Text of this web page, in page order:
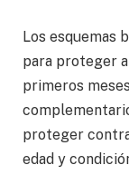
Los esquemas
para proteger
primeros
proteger
edad y